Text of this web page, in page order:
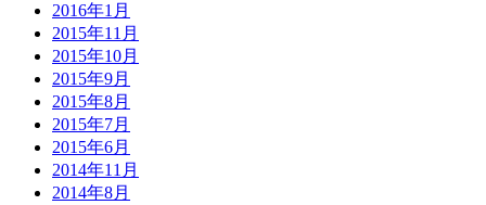
2016年1月
2015年11月
2015年10月
2015年9月
2015年8月
2015年7月
2015年6月
2014年11月
2014年8月